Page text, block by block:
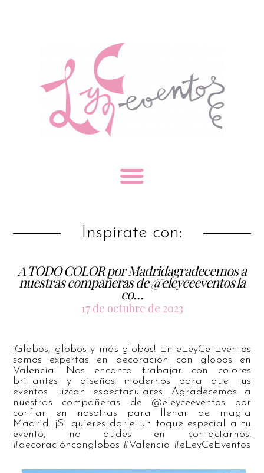
Inspírate con:
A TODO COLOR por Madridagradecemos a
nuestras compañeras de @eleyceeventos la
co…
17 de octubre de 2023
¡Globos, globos y más globos! En eLeyCe Eventos
somos expertas en decoración con globos en
Valencia. Nos encanta trabajar con colores
brillantes y diseños modernos para que tus
eventos luzcan espectaculares. Agradecemos a
nuestras compañeras de @eleyceeventos por
confiar en nosotras para llenar de magia
Madrid. ¡Si quieres darle un toque especial a tu
evento, no dudes en contactarnos!
#decoraciónconglobos #Valencia #eLeyCeEventos